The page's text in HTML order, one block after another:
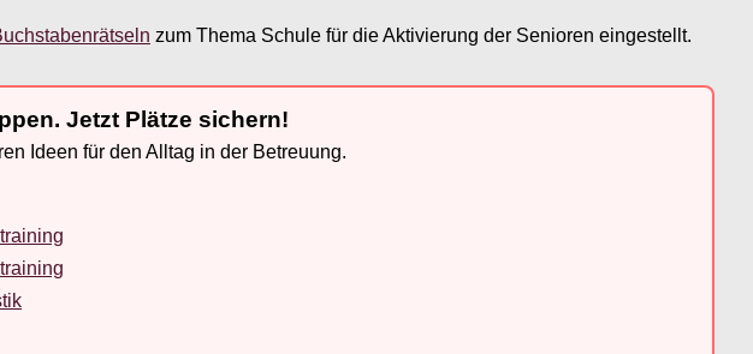
zum Thema Schule für die Aktivierung der Senioren eingestellt.
Jetzt Plätze sichern!
Ideen für den Alltag in der Betreuung.